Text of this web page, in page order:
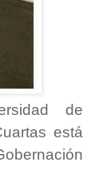
de
está